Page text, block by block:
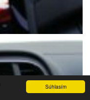
Súhlasím